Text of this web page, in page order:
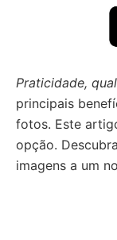
Praticidade,
principais
fotos. Este
opção.
imagens a um